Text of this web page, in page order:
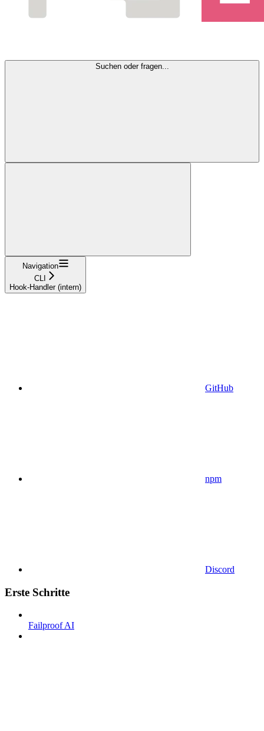
Suchen oder fragen...
Navigation
CLI
Hook-Handler (intern)
GitHub
npm
Discord
Erste Schritte
Failproof AI